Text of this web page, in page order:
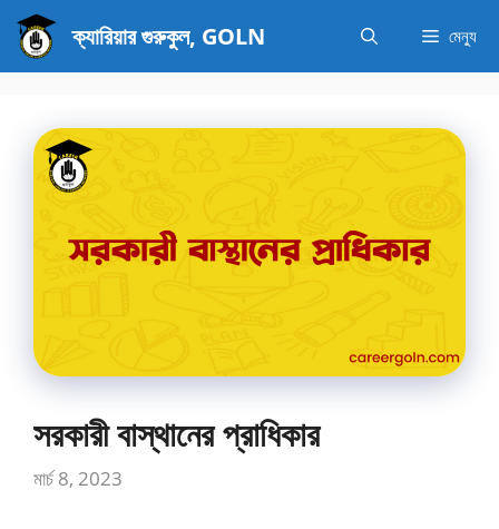
এড়িেয়
লেখায়
যান
ক্যারিয়ার গুরুকুল, GOLN মেন্যু
সরকারী বাস্থানের প্রাধিকার
মার্চ 8, 2023